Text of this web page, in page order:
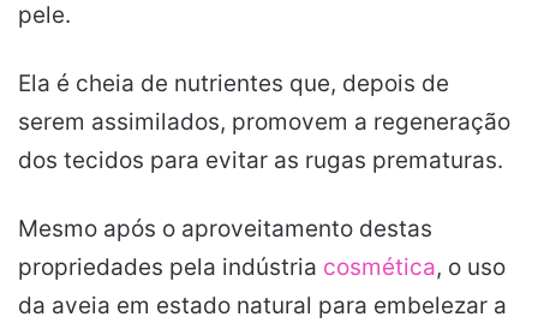
pele.
Ela é cheia de nutrientes que, depois de
serem assimilados, promovem a regeneração
dos tecidos para evitar as rugas prematuras.
Mesmo após o aproveitamento destas
propriedades pela indústria cosmética, o uso
da aveia em estado natural para embelezar a